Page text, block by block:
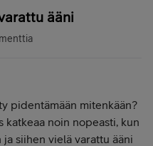
ääni
pidentämään mitenkään?
katkeaa noin nopeasti, kun
siihen vielä varattu ääni